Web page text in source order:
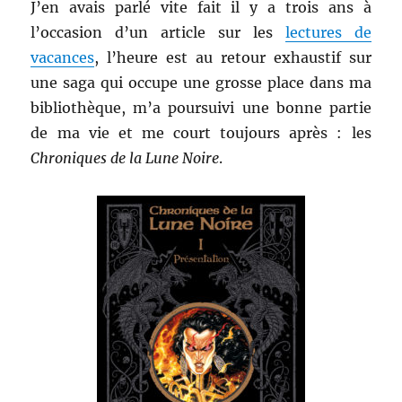
Froideval
J’en avais parlé vite fait il y a trois ans à
l’occasion d’un article sur les lectures de
vacances, l’heure est au retour exhaustif sur
une saga qui occupe une grosse place dans ma
bibliothèque, m’a poursuivi une bonne partie
de ma vie et me court toujours après : les
Chroniques de la Lune Noire.